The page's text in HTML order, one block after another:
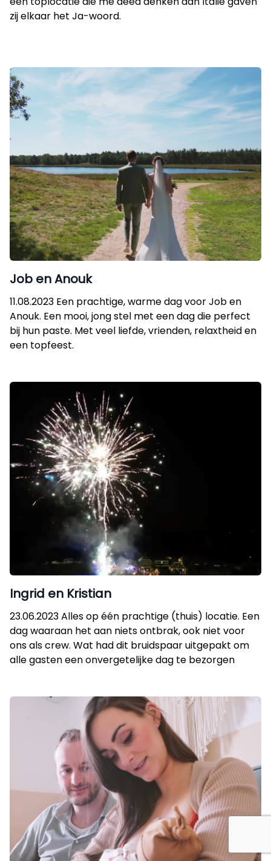
zij elkaar het Ja-woord.
Job en Anouk
11.08.2023 Een prachtige, warme dag voor Job en
Anouk. Een mooi, jong stel met een dag die perfect
bij hun paste. Met veel liefde, vrienden, relaxtheid en
een topfeest.
Ingrid en Kristian
23.06.2023 Alles op één prachtige (thuis) locatie. Een
dag waaraan het aan niets ontbrak, ook niet voor
ons als crew. Wat had dit bruidspaar uitgepakt om
alle gasten een onvergetelijke dag te bezorgen